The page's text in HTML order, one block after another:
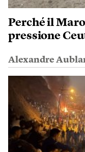
Perché il
pressione
Alexandre